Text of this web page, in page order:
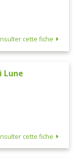
cette fiche
Lune
cette fiche